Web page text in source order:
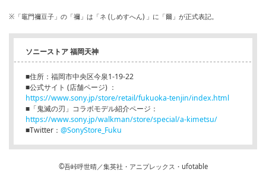
※「竈門禰豆子」の「禰」は「ネ (しめすへん) 」に「爾」が正式表記。
ソニーストア 福岡天神
■住所：福岡市中央区今泉1-19-22
■公式サイト (店舗ページ) ：
https://www.sony.jp/store/retail/fukuoka-tenjin/index.html
■「鬼滅の刃」コラボモデル紹介ページ：
https://www.sony.jp/walkman/store/special/a-kimetsu/
■Twitter： @SonyStore_Fuku
©吾峠呼世晴／集英社・アニプレックス・ufotable